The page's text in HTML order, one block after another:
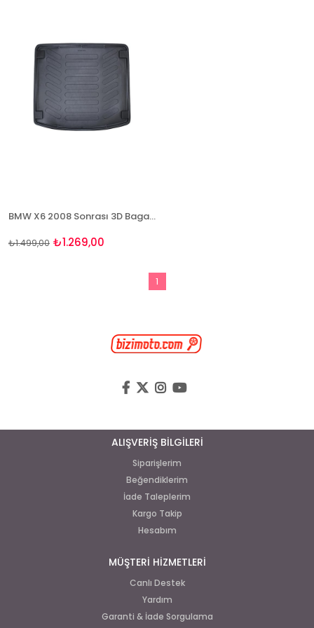
BMW X6 2008 Sonrası 3D Bagaj Havuzu Rizline
₺1.269,00
₺1.499,00
1
ALIŞVERİŞ BİLGİLERİ
Siparişlerim
Beğendiklerim
İade Taleplerim
Kargo Takip
Hesabım
MÜŞTERİ HİZMETLERİ
Canlı Destek
Yardım
Garanti & İade Sorgulama